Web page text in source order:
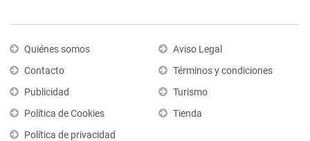
Quiénes somos
Contacto
Publicidad
Política de Cookies
Política de privacidad
Aviso Legal
Términos y condiciones
Turismo
Tienda